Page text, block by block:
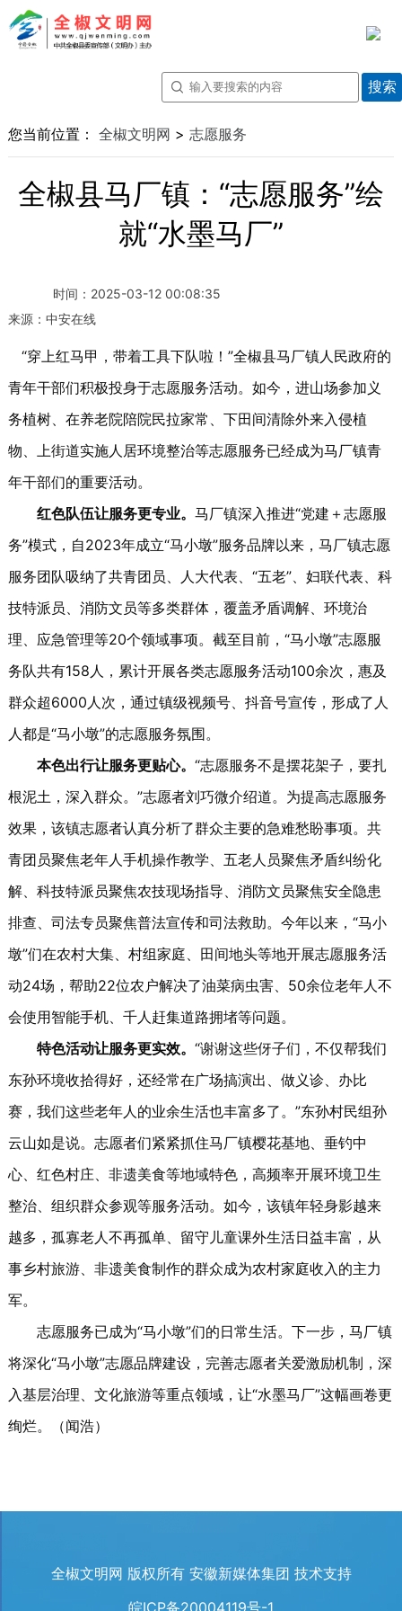
您当前位置： 全椒文明网 > 志愿服务
全椒县马厂镇：“志愿服务”绘
就“水墨马厂”
时间： 2025-03-12 00:08:35
来源： 中安在线
“穿上红马甲，带着工具下队啦！”全椒县马厂镇人民政府的
青年干部们积极投身于志愿服务活动。如今，进山场参加义
务植树、在养老院陪院民拉家常、下田间清除外来入侵植
物、上街道实施人居环境整治等志愿服务已经成为马厂镇青
年干部们的重要活动。
红色队伍让服务更专业。 马厂镇深入推进“党建＋志愿服
务”模式，自2023年成立“马小墩”服务品牌以来，马厂镇志愿
服务团队吸纳了共青团员、人大代表、“五老”、妇联代表、科
技特派员、消防文员等多类群体，覆盖矛盾调解、环境治
理、应急管理等20个领域事项。截至目前，“马小墩”志愿服
务队共有158人，累计开展各类志愿服务活动100余次，惠及
群众超6000人次，通过镇级视频号、抖音号宣传，形成了人
人都是“马小墩”的志愿服务氛围。
本色出行让服务更贴心。 “志愿服务不是摆花架子，要扎
根泥土，深入群众。”志愿者刘巧微介绍道。为提高志愿服务
效果，该镇志愿者认真分析了群众主要的急难愁盼事项。共
青团员聚焦老年人手机操作教学、五老人员聚焦矛盾纠纷化
解、科技特派员聚焦农技现场指导、消防文员聚焦安全隐患
排查、司法专员聚焦普法宣传和司法救助。今年以来，“马小
墩”们在农村大集、村组家庭、田间地头等地开展志愿服务活
动24场，帮助22位农户解决了油菜病虫害、50余位老年人不
会使用智能手机、千人赶集道路拥堵等问题。
特色活动让服务更实效。 “谢谢这些伢子们，不仅帮我们
东孙环境收拾得好，还经常在广场搞演出、做义诊、办比
赛，我们这些老年人的业余生活也丰富多了。”东孙村民组孙
云山如是说。志愿者们紧紧抓住马厂镇樱花基地、垂钓中
心、红色村庄、非遗美食等地域特色，高频率开展环境卫生
整治、组织群众参观等服务活动。如今，该镇年轻身影越来
越多，孤寡老人不再孤单、留守儿童课外生活日益丰富，从
事乡村旅游、非遗美食制作的群众成为农村家庭收入的主力
军。
志愿服务已成为“马小墩”们的日常生活。下一步，马厂镇
将深化“马小墩”志愿品牌建设，完善志愿者关爱激励机制，深
入基层治理、文化旅游等重点领域，让“水墨马厂”这幅画卷更
绚烂。（闻浩）
全椒文明网 版权所有 安徽新媒体集团 技术支持
皖ICP备20004119号-1